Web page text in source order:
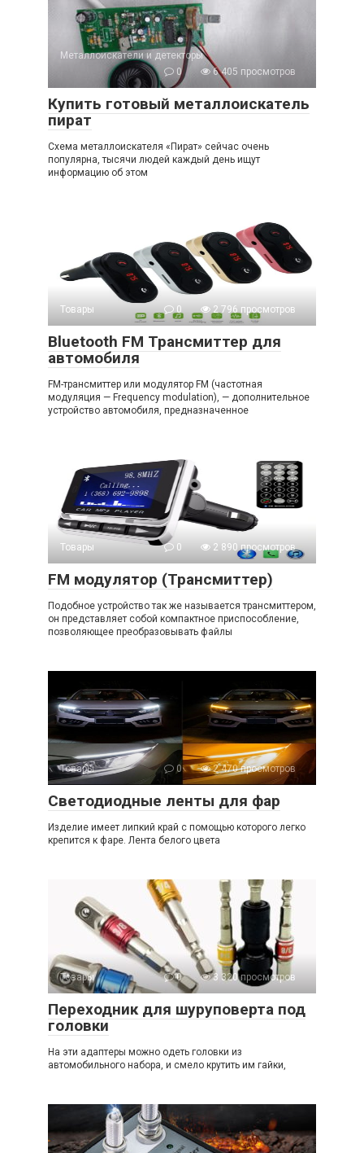
Металлоискатели и детекторы
0
6 405 просмотров
Купить готовый металлоискатель
пират
Схема металлоискателя «Пират» сейчас очень
популярна, тысячи людей каждый день ищут
информацию об этом
Товары 0 2 796 просмотров
Bluetooth FM Трансмиттер для
автомобиля
FM-трансмиттер или модулятор FM (частотная
модуляция — Frequency modulation), — дополнительное
устройство автомобиля, предназначенное
Товары 0 2 890 просмотров
FM модулятор (Трансмиттер)
Подобное устройство так же называется трансмиттером,
он представляет собой компактное приспособление,
позволяющее преобразовывать файлы
Товары 0 2 470 просмотров
Светодиодные ленты для фар
Изделие имеет липкий край с помощью которого легко
крепится к фаре. Лента белого цвета
Товары 0 3 320 просмотров
Переходник для шуруповерта под
головки
На эти адаптеры можно одеть головки из
автомобильного набора, и смело крутить им гайки,